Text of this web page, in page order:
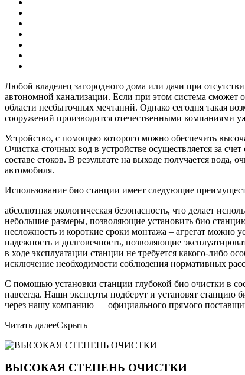
Любой владелец загородного дома или дачи при
автономной канализации. Если при этом система сможет
области несбыточных мечтаний. Однако сегодня такая
сооружений производится отечественными компаниями
Устройство, с помощью которого можно обеспечить
Очистка сточных вод в устройстве осуществляется за
составе стоков. В результате на выходе получается
автомобиля.
Использование био станции имеет следующие
абсолютная экологическая безопасность, что делает
небольшие размеры, позволяющие установить био
несложность и короткие сроки монтажа – агрегат можно
надежность и долговечность, позволяющие
в ходе эксплуатации станции не требуется какого-либо
исключение необходимости соблюдения нормативных
С помощью установки станции глубокой био очистки в
навсегда. Наши эксперты подберут и установят станцию
через нашу компанию — официального прямого
Читать далееСкрыть
ВЫСОКАЯ СТЕПЕНЬ ОЧИСТКИ